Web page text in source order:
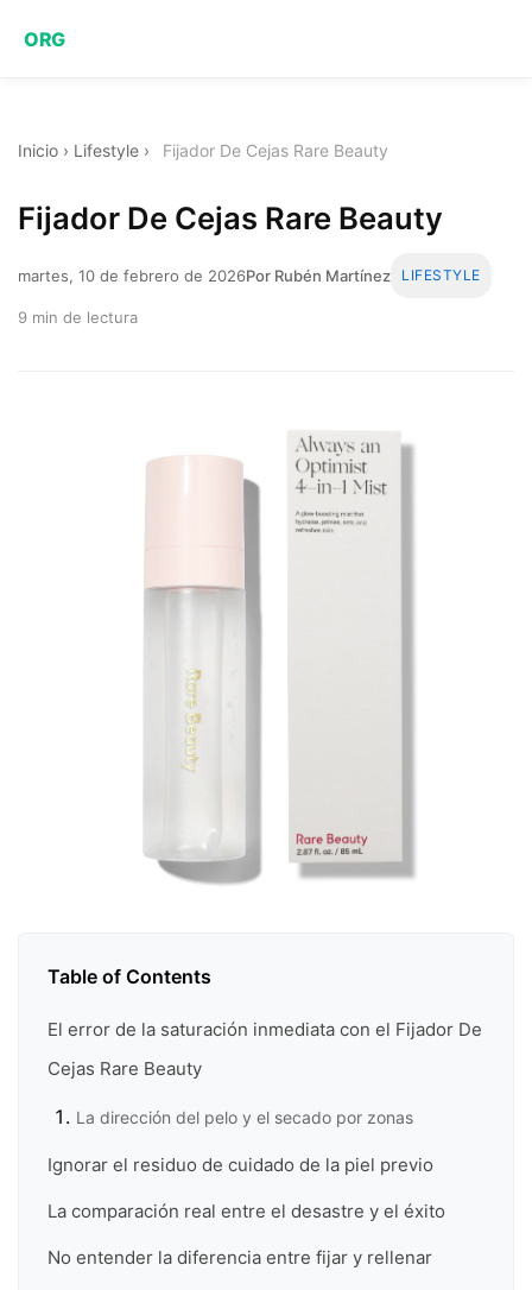
ORG
Inicio › Lifestyle › Fijador De Cejas Rare Beauty
Fijador De Cejas Rare Beauty
martes, 10 de febrero de 2026Por Rubén Martínez LIFESTYLE
9 min de lectura
Table of Contents
El error de la saturación inmediata con el Fijador De
Cejas Rare Beauty
La dirección del pelo y el secado por zonas
Ignorar el residuo de cuidado de la piel previo
La comparación real entre el desastre y el éxito
No entender la diferencia entre fijar y rellenar